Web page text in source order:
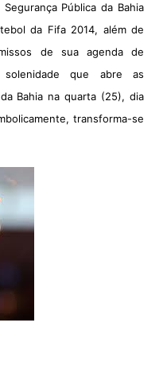
Pública da Bahia
da Fifa 2014, além de
de sua agenda de
que abre as
Bahia na quarta (25), dia
transforma-se